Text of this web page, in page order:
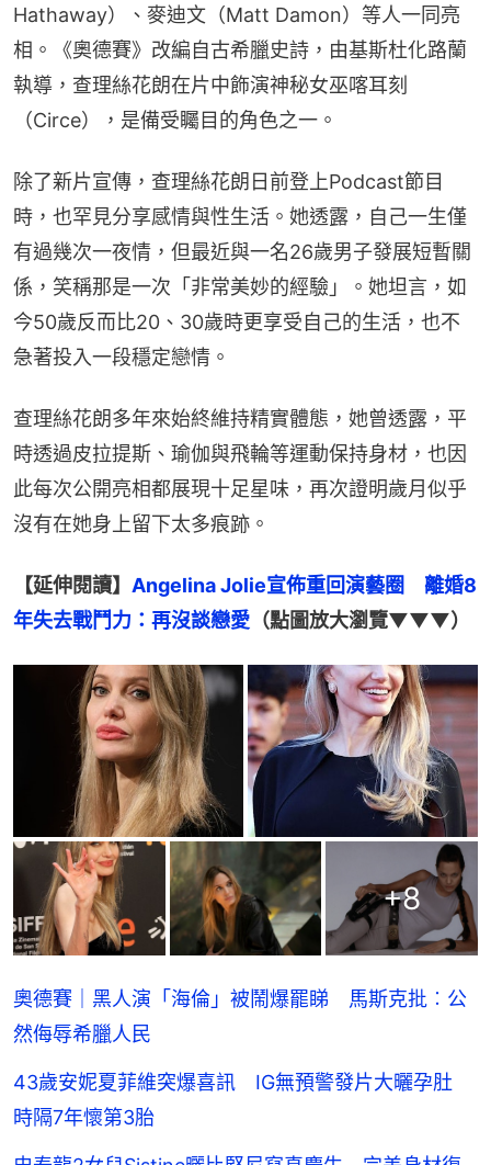
Hathaway）、麥迪文（Matt Damon）等人一同亮
相。《奧德賽》改編自古希臘史詩，由基斯杜化路蘭
執導，查理絲花朗在片中飾演神秘女巫喀耳刻
（Circe），是備受矚目的角色之一。
除了新片宣傳，查理絲花朗日前登上Podcast節目
時，也罕見分享感情與性生活。她透露，自己一生僅
有過幾次一夜情，但最近與一名26歲男子發展短暫關
係，笑稱那是一次「非常美妙的經驗」。她坦言，如
今50歲反而比20、30歲時更享受自己的生活，也不
急著投入一段穩定戀情。
查理絲花朗多年來始終維持精實體態，她曾透露，平
時透過皮拉提斯、瑜伽與飛輪等運動保持身材，也因
此每次公開亮相都展現十足星味，再次證明歲月似乎
沒有在她身上留下太多痕跡。
【延伸閱讀】 Angelina Jolie宣佈重回演藝圈　離婚8
年失去戰鬥力：再沒談戀愛 （點圖放大瀏覽▼▼▼）
+8
奧德賽｜黑人演「海倫」被鬧爆罷睇 馬斯克批︰公
然侮辱希臘人民
43歲安妮夏菲維突爆喜訊 IG無預警發片大曬孕肚
時隔7年懷第3胎